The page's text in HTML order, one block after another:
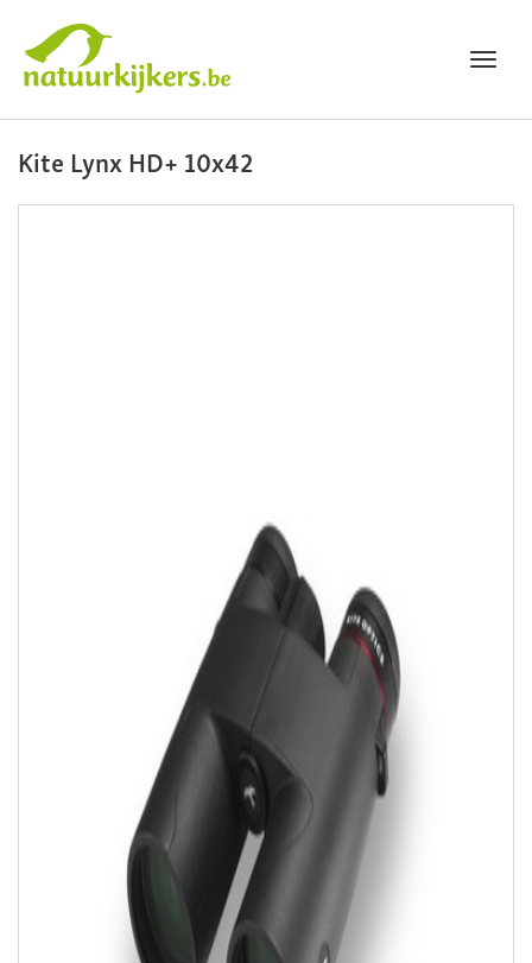
Natuurkijkers
Kite Lynx HD+ 10x42